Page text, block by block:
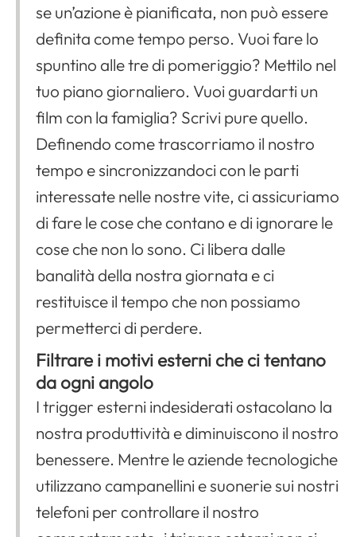
se un’azione è pianificata, non può essere
definita come tempo perso. Vuoi fare lo
spuntino alle tre di pomeriggio? Mettilo nel
tuo piano giornaliero. Vuoi guardarti un
film con la famiglia? Scrivi pure quello.
Definendo come trascorriamo il nostro
tempo e sincronizzandoci con le parti
interessate nelle nostre vite, ci assicuriamo
di fare le cose che contano e di ignorare le
cose che non lo sono. Ci libera dalle
banalità della nostra giornata e ci
restituisce il tempo che non possiamo
permetterci di perdere.
Filtrare i motivi esterni che ci tentano
da ogni angolo
I trigger esterni indesiderati ostacolano la
nostra produttività e diminuiscono il nostro
benessere. Mentre le aziende tecnologiche
utilizzano campanellini e suonerie sui nostri
telefoni per controllare il nostro